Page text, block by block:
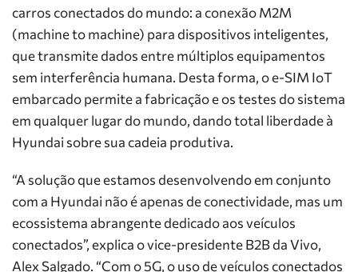
carros conectados do mundo: a conexão M2M
(machine to machine) para dispositivos inteligentes,
que transmite dados entre múltiplos equipamentos
sem interferência humana. Desta forma, o e-SIM IoT
embarcado permite a fabricação e os testes do sistema
em qualquer lugar do mundo, dando total liberdade à
Hyundai sobre sua cadeia produtiva.
“A solução que estamos desenvolvendo em conjunto
com a Hyundai não é apenas de conectividade, mas um
ecossistema abrangente dedicado aos veículos
conectados”, explica o vice-presidente B2B da Vivo,
Alex Salgado. “Com o 5G, o uso de veículos conectados